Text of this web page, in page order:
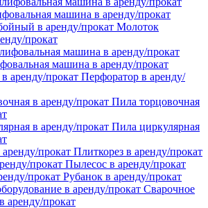
машина в аренду/прокат
Молоток
прокат
машина в аренду/прокат
Перфоратор в аренду/
Пила торцовочная
Пила циркулярная
Плиткорез в аренду/прокат
Пылесос в аренду/прокат
Рубанок в аренду/прокат
Сварочное
аренду/прокат